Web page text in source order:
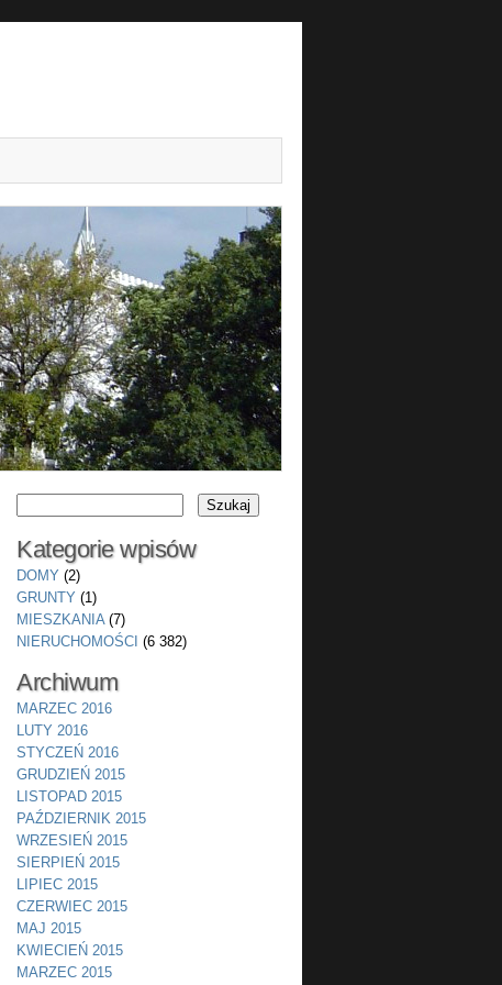
Kategorie wpisów
DOMY (2)
GRUNTY (1)
MIESZKANIA(7)
NIERUCHOMOŚCI (6 382)
Archiwum
MARZEC 2016
LUTY 2016
STYCZEŃ 2016
GRUDZIEŃ 2015
LISTOPAD 2015
PAŹDZIERNIK 2015
WRZESIEŃ 2015
SIERPIEŃ 2015
LIPIEC 2015
CZERWIEC 2015
MAJ 2015
KWIECIEŃ 2015
MARZEC 2015